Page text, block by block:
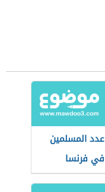
عدد المسلمين
في فرنسا